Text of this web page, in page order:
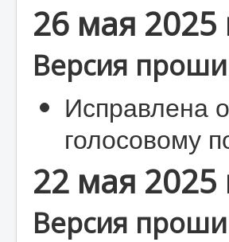
26 мая 2025
Версия
Исправлена
голосовому
22 мая 2025
Версия